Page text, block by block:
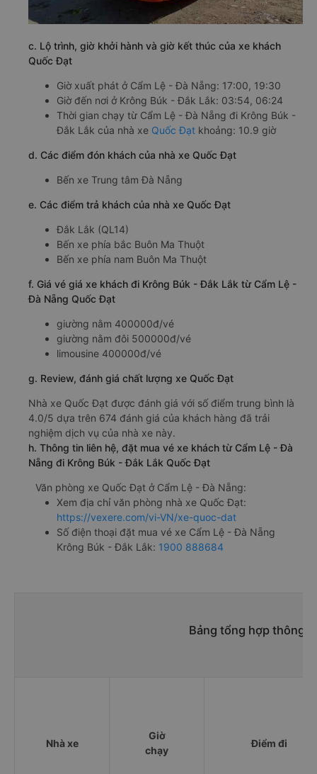
c. Lộ trình, giờ khởi hành và giờ kết thúc của xe khách
Quốc Đạt
Giờ xuất phát ở Cẩm Lệ - Đà Nẵng: 17:00, 19:30
Giờ đến nơi ở Krông Búk - Đắk Lắk: 03:54, 06:24
Thời gian chạy từ Cẩm Lệ - Đà Nẵng đi Krông Búk -
Đắk Lắk của nhà xe Quốc Đạt khoảng: 10.9 giờ
d. Các điểm đón khách của nhà xe Quốc Đạt
Bến xe Trung tâm Đà Nẵng
e. Các điểm trả khách của nhà xe Quốc Đạt
Đắk Lắk (QL14)
Bến xe phía bắc Buôn Ma Thuột
Bến xe phía nam Buôn Ma Thuột
f. Giá vé giá xe khách đi Krông Búk - Đắk Lắk từ Cẩm Lệ -
Đà Nẵng Quốc Đạt
giường nằm 400000đ/vé
giường nằm đôi 500000đ/vé
limousine 400000đ/vé
g. Review, đánh giá chất lượng xe Quốc Đạt
Nhà xe Quốc Đạt được đánh giá với số điểm trung bình là
4.0/5 dựa trên 674 đánh giá của khách hàng đã trải
nghiệm dịch vụ của nhà xe này.
h. Thông tin liên hệ, đặt mua vé xe khách từ Cẩm Lệ - Đà
Nẵng đi Krông Búk - Đắk Lắk Quốc Đạt
Văn phòng xe Quốc Đạt ở Cẩm Lệ - Đà Nẵng:
Xem địa chỉ văn phòng nhà xe Quốc Đạt:
https://vexere.com/vi-VN/xe-quoc-dat
Số điện thoại đặt mua vé xe Cẩm Lệ - Đà Nẵng
Krông Búk - Đắk Lắk: 1900 888684
Bảng tổng hợp thông
Nhà xe
Giờ
chạy
Điểm đi